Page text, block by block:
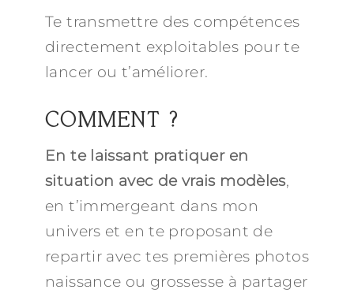
Te transmettre des compétences
directement exploitables pour te
lancer ou t’améliorer.
COMMENT ?
En te laissant pratiquer en
situation avec de vrais modèles,
en t’immergeant dans mon
univers et en te proposant de
repartir avec tes premières photos
naissance ou grossesse à partager